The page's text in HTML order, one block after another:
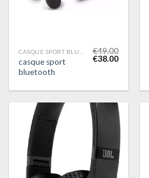
casque sport
bluetooth
€49.00
€38.00